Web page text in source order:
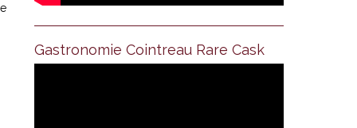
Gastronomie Cointreau Rare Cask